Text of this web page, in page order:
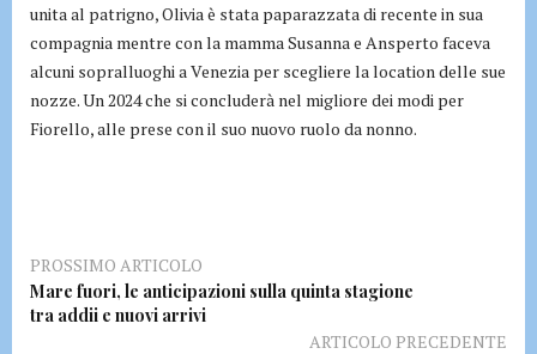
unita al patrigno, Olivia è stata paparazzata di recente in sua
compagnia mentre con la mamma Susanna e Ansperto faceva
alcuni sopralluoghi a Venezia per scegliere la location delle sue
nozze. Un 2024 che si concluderà nel migliore dei modi per
Fiorello, alle prese con il suo nuovo ruolo da nonno.
PROSSIMO ARTICOLO
Mare fuori, le anticipazioni sulla quinta stagione
tra addii e nuovi arrivi
ARTICOLO PRECEDENTE